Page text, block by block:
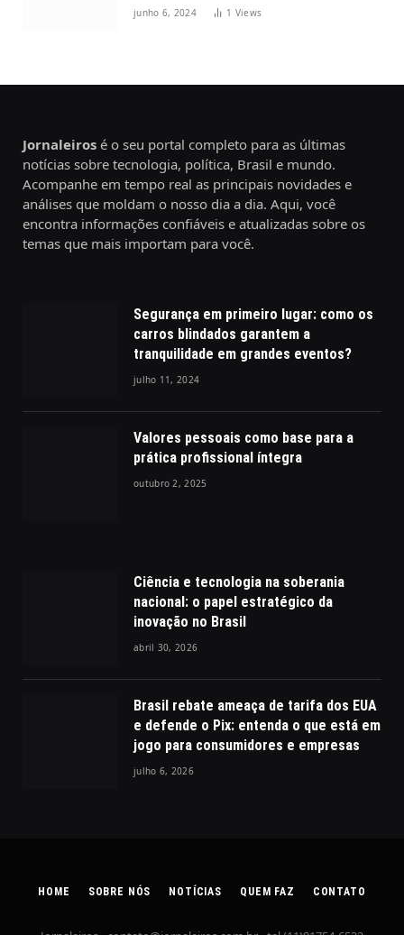
junho 6, 2024 1 Views
Jornaleiros é o seu portal completo para as últimas
notícias sobre tecnologia, política, Brasil e mundo.
Acompanhe em tempo real as principais novidades e
análises que moldam o nosso dia a dia. Aqui, você
encontra informações confiáveis e atualizadas sobre os
temas que mais importam para você.
Segurança em primeiro lugar: como os
carros blindados garantem a
tranquilidade em grandes eventos?
julho 11, 2024
Valores pessoais como base para a
prática profissional íntegra
outubro 2, 2025
Ciência e tecnologia na soberania
nacional: o papel estratégico da
inovação no Brasil
abril 30, 2026
Brasil rebate ameaça de tarifa dos EUA
e defende o Pix: entenda o que está em
jogo para consumidores e empresas
julho 6, 2026
HOME SOBRE NÓS NOTÍCIAS QUEM FAZ CONTATO